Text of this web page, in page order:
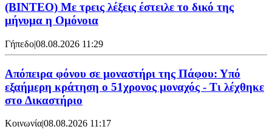
(ΒΙΝΤΕΟ) Με τρεις λέξεις έστειλε το δικό της
μήνυμα η Ομόνοια
Γήπεδο|08.08.2026 11:29
Απόπειρα φόνου σε μοναστήρι της Πάφου: Υπό
εξαήμερη κράτηση ο 51χρονος μοναχός - Τι λέχθηκε
στο Δικαστήριο
Κοινωνία|08.08.2026 11:17